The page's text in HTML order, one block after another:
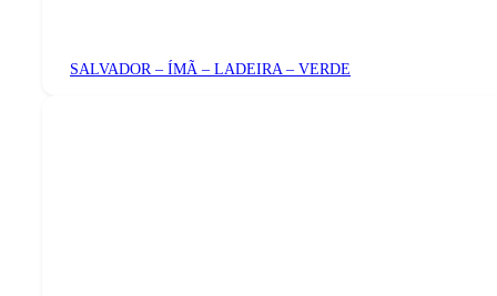
SALVADOR – ÍMÃ – LADEIRA – VERDE